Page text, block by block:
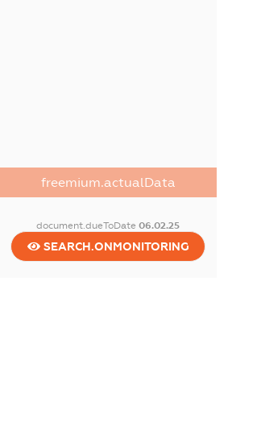
freemium.actualData
document.dueToDate06.02.25
SEARCH.ONMONITORING